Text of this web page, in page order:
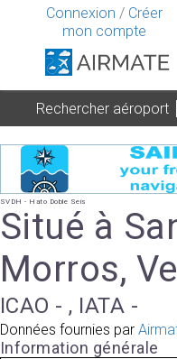
Connexion / Créer
mon compte
Rechercher aéroport
SVDH - Hato Doble Seis
Situé à
Morros,
ICAO - , IATA -
Données fournies par
Information générale